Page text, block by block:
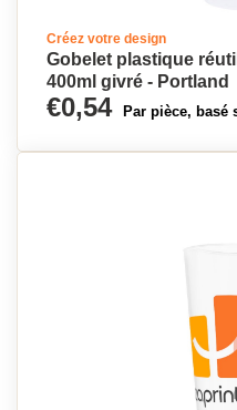
Créez votre design
Gobelet plastique
400ml givré - Portland
€0,54 Par pièce, basé